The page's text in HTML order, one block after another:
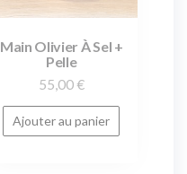
Main Olivier À Sel +
Pelle
55,00 €
Ajouter au panier